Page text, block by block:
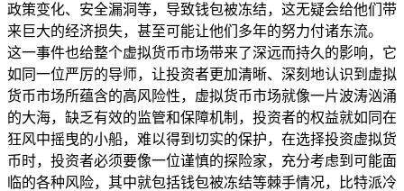
政策变化、安全漏洞等，导致钱包被冻结，这无疑会给他们带
来巨大的经济损失，甚至可能让他们多年的努力付诸东流。
这一事件也给整个虚拟货币市场带来了深远而持久的影响，它
如同一位严厉的导师，让投资者更加清晰、深刻地认识到虚拟
货币市场所蕴含的高风险性，虚拟货币市场就像一片波涛汹涌
的大海，缺乏有效的监管和保障机制，投资者的权益就如同在
狂风中摇曳的小船，难以得到切实的保护，在选择投资虚拟货
币时，投资者必须要像一位谨慎的探险家，充分考虑到可能面
临的各种风险，其中就包括钱包被冻结等棘手情况，比特派冷